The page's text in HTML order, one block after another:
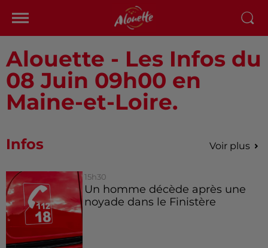
Alouette - Les Infos du
08 Juin 09h00 en
Maine-et-Loire.
Infos Voir plus
15h30
Un homme décède après une
noyade dans le Finistère